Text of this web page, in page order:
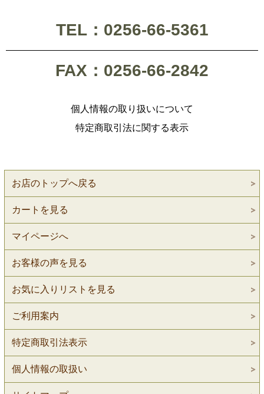
TEL：0256-66-5361
FAX：0256-66-2842
個人情報の取り扱いについて
特定商取引法に関する表示
お店のトップへ戻る
カートを見る
マイページへ
お客様の声を見る
お気に入りリストを見る
ご利用案内
特定商取引法表示
個人情報の取扱い